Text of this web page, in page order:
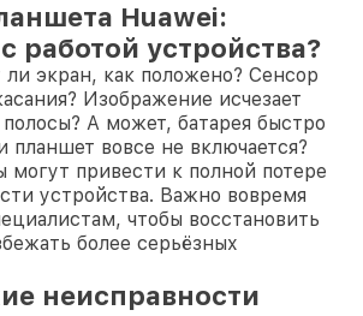
Huawei:
работой устройства?
экран, как положено? Сенсор
Изображение исчезает
А может, батарея быстро
планшет вовсе не включается?
могут привести к полной потере
устройства. Важно вовремя
чтобы восстановить
более серьёзных
неисправности